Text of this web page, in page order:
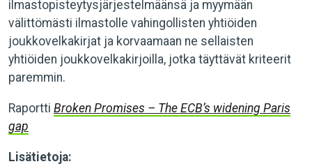
ilmastopisteytysjärjestelmäänsä ja myymään
välittömästi ilmastolle vahingollisten yhtiöiden
joukkovelkakirjat ja korvaamaan ne sellaisten
yhtiöiden joukkovelkakirjoilla, jotka täyttävät kriteerit
paremmin.
Raportti Broken Promises – The ECB’s widening Paris
gap
Lisätietoja: